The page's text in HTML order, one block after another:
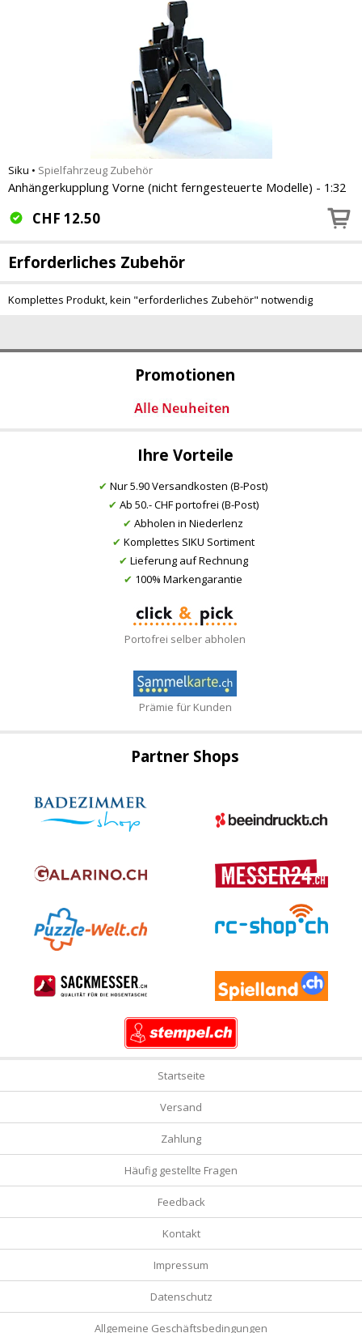
Promotionen
Ihre Vorteile
✔ Nur 5.90 Versandkosten (B-Post)
✔ Ab 50.- CHF portofrei (B-Post)
✔ Abholen in Niederlenz
✔ Komplettes SIKU Sortiment
✔ Lieferung auf Rechnung
✔ 100% Markengarantie
Portofrei selber abholen
Prämie für Kunden
Siku • Spielfahrzeug Zubehör
Anhängerkupplung Vorne (nicht ferngesteuerte Modelle) - 1:32
CHF 12.50
Erforderliches Zubehör
Komplettes Produkt, kein "erforderliches Zubehör" notwendig
Partner Shops
Startseite
Versand
Zahlung
Häufig gestellte Fragen
Feedback
Kontakt
Impressum
Datenschutz
Allgemeine Geschäftsbedingungen